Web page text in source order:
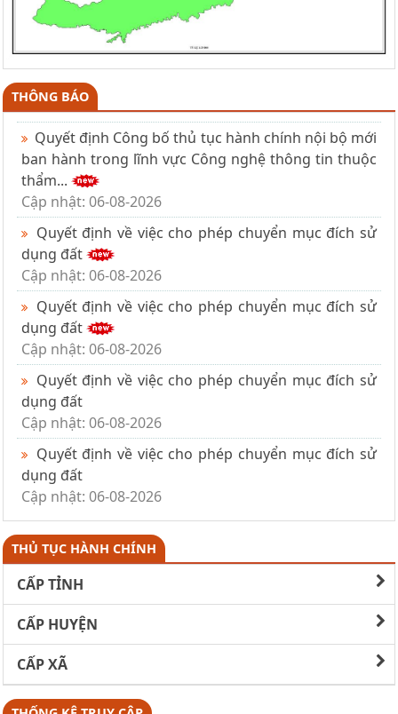
THÔNG BÁO
Quyết định Công bố thủ tục hành chính nội bộ mới
ban hành trong lĩnh vực Công nghệ thông tin thuộc
thẩm...
Cập nhật: 06-08-2026
Quyết định về việc cho phép chuyển mục đích sử
dụng đất
Cập nhật: 06-08-2026
Quyết định về việc cho phép chuyển mục đích sử
dụng đất
Cập nhật: 06-08-2026
Quyết định về việc cho phép chuyển mục đích sử
dụng đất
Cập nhật: 06-08-2026
Quyết định về việc cho phép chuyển mục đích sử
dụng đất
Cập nhật: 06-08-2026
THỦ TỤC HÀNH CHÍNH
CẤP TỈNH
CẤP HUYỆN
CẤP XÃ